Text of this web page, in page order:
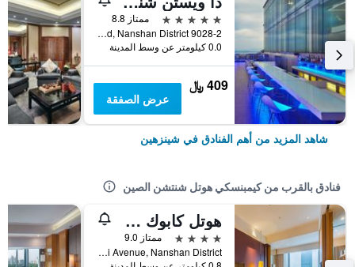
5 نجوم
ممتاز 8.8
9028-2 Shennan Road, Nanshan District, شينزهين, الصين
0.0 كيلومتر عن وسط المدينة
409 ﷼
عرض الصفقة
شاهد المزيد من أهم الفنادق في شينزهين
فنادق بالقرب من كيمبنسكي هوتل شنتشن الصين
هوتل كابوك شينزين باي
4 نجوم
ممتاز 9.0
No. 3001 Binhai Avenue, Nanshan District, شينزهين, الصين